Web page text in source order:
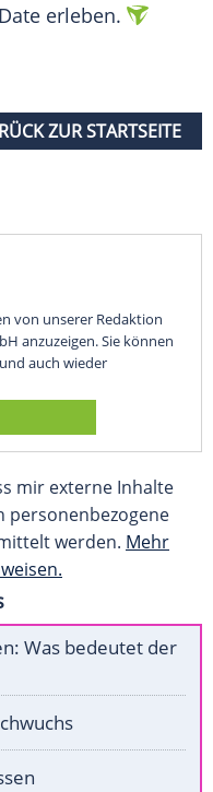
erleben.
ZUR STARTSEITE
von unserer Redaktion
anzuzeigen. Sie können
auch wieder
mir externe Inhalte
personenbezogene
werden. Mehr
Was bedeutet der